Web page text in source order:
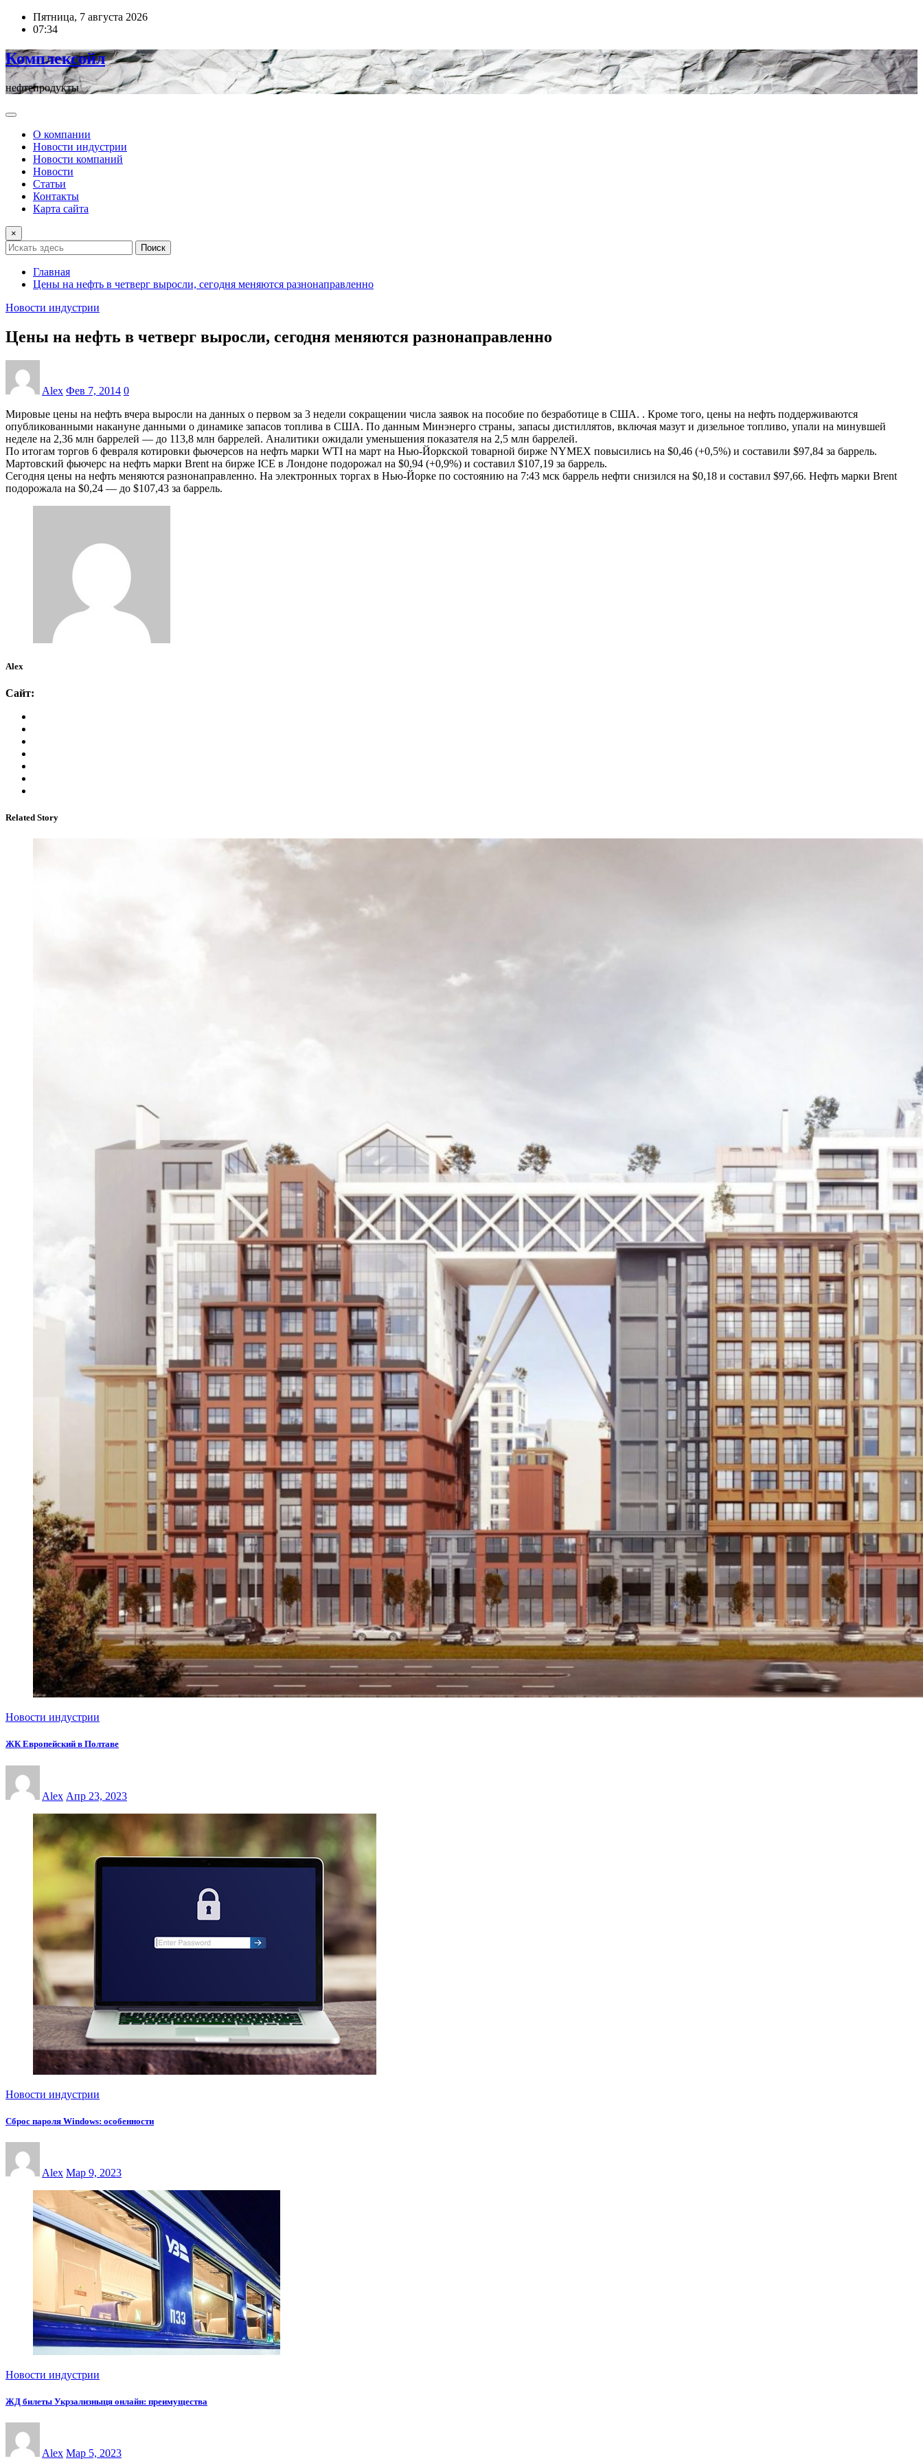
ПерейтиПятница, 7 августа 2026
07:34
Комплексойл
нефтепродукты
О компании
Новости индустрии
Новости компаний
Новости
Статьи
Контакты
Карта сайта
×
Поиск
Главная
Цены на нефть в четверг выросли, сегодня меняются разнонаправленно
Новости индустрии
Цены на нефть в четверг выросли, сегодня меняются разнонаправленно
Alex Фев 7, 2014 0
Мировые цены на нефть вчера выросли на данных о первом за 3 недели сокращении числа заявок на пособие по безработице в США. . Кроме того, цены на нефть поддерживаются
опубликованными накануне данными о динамике запасов топлива в США. По данным Минэнерго страны, запасы дистиллятов, включая мазут и дизельное топливо, упали на минувшей
неделе на 2,36 млн баррелей — до 113,8 млн баррелей. Аналитики ожидали уменьшения показателя на 2,5 млн баррелей.
По итогам торгов 6 февраля котировки фьючерсов на нефть марки WTI на март на Нью-Йоркской товарной бирже NYMEX повысились на $0,46 (+0,5%) и составили $97,84 за баррель.
Мартовский фьючерс на нефть марки Brent на бирже ICE в Лондоне подорожал на $0,94 (+0,9%) и составил $107,19 за баррель.
Сегодня цены на нефть меняются разнонаправленно. На электронных торгах в Нью-Йорке по состоянию на 7:43 мск баррель нефти снизился на $0,18 и составил $97,66. Нефть марки Brent
подорожала на $0,24 — до $107,43 за баррель.
Alex
Сайт:
Related Story
Новости индустрии
ЖК Европейский в Полтаве
Alex Апр 23, 2023
Новости индустрии
Сброс пароля Windows: особенности
Alex Мар 9, 2023
Новости индустрии
ЖД билеты Укрзализныця онлайн: преимущества
Alex Мар 5, 2023